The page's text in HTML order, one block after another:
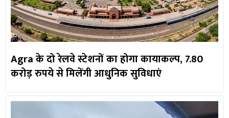
Agra के दो रेलवे स्टेशनों का होगा कायाकल्प, 7.80
करोड़ रुपये से मिलेंगी आधुनिक सुविधाएं